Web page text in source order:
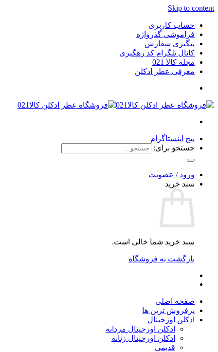
Skip to content
حساب کاربری
فراموشی گذرواژه
پیگیری سفارش
کانال تلگرام کد رهگیری
مجله کالا 021
معرفی عطر ادکلن
پیج اینستاگرام
جستجو برای:
ورود / عضویت
سبد خرید
سبد خرید شما خالی است.
بازگشت به فروشگاه
صفحه اصلی
پرفروش ترین ها
ادکلن اورجینال
ادکلن اورجینال مردانه
ادکلن اورجینال زنانه
قدیمی